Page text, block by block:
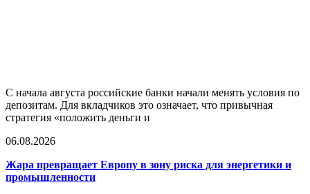
С начала августа российские банки начали менять условия по
депозитам. Для вкладчиков это означает, что привычная
стратегия «положить деньги и
06.08.2026
Жара превращает Европу в зону риска для энергетики и
промышленности